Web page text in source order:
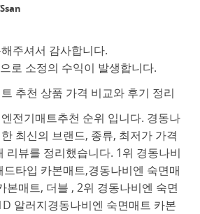
주셔서 감사합니다.
로 소정의 수익이 발생합니다.
추천 상품 가격 비교와 후기 정리
전기매트추천 순위 입니다. 경동나
최신의 브랜드, 종류, 최저가 가격
리뷰를 정리했습니다. 1위 경동나비
타입 카본매트,경동나비엔 숙면매
본매트, 더블 , 2위 경동나비엔 숙면
알러지경동나비엔 숙면매트 카본